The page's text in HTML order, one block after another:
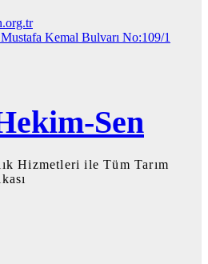
Kemal Bulvarı No:109/1
Sen
Hizmetleri ile Tüm Tarım